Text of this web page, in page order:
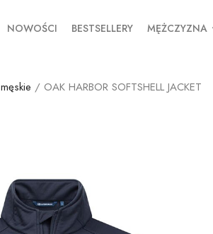
NOWOŚCI BESTSELLERY MĘŻCZYZNA
/ OAK HARBOR SOFTSHELL JACKET